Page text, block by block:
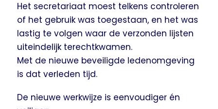
Het secretariaat moest telkens controleren
of het gebruik was toegestaan, en het was
lastig te volgen waar de verzonden lijsten
uiteindelijk terechtkwamen.
Met de nieuwe beveiligde ledenomgeving
is dat verleden tijd.
De nieuwe werkwijze is eenvoudiger én